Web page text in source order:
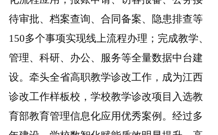
待审批、档案查询、合同备案、隐患排查等
150多个事项实现线上流程办理；完成教学、
管理、科研、办公、服务等全量数据中台建
设。牵头全省高职教学诊改工作，成为江西
诊改工作样板校，学校教学诊改项目入选教
育部教育管理信息化应用优秀案例。经过多